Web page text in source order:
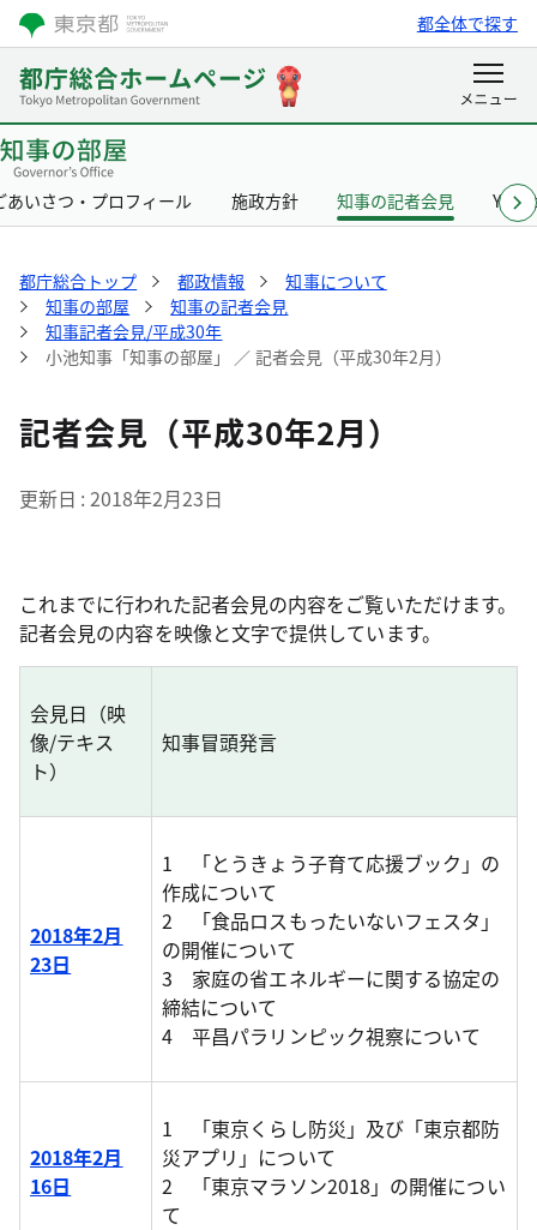
都全体で探す
あいさつ・プロフィール 施政方針 知事の記者会見
都庁総合トップ 都政情報
知事について
知事の部屋
知事の記者会見
知事記者会見/平成30年
小池知事「知事の部屋」 ／ 記者会見（平成30年2月）
記者会見（平成30年2月）
更新日 2018年2月23日
これまでに行われた記者会見の内容をご覧いただけます。
記者会見の内容を映像と文字で提供しています。
会見日（映
像/テキス
ト）
知事冒頭発言
2018年2月
23日
1 「とうきょう子育て応援ブック」の
作成について
2 「食品ロスもったいないフェスタ」
の開催について
3 家庭の省エネルギーに関する協定の
締結について
4 平昌パラリンピック視察について
2018年2月
16日
1 「東京くらし防災」及び「東京都防
災アプリ」について
2 「東京マラソン2018」の開催につい
て